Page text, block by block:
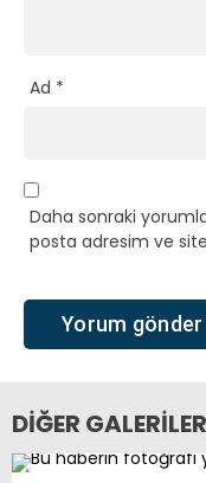
Ad *
Daha sonraki
posta adresim ve
DIĞER GALERILER